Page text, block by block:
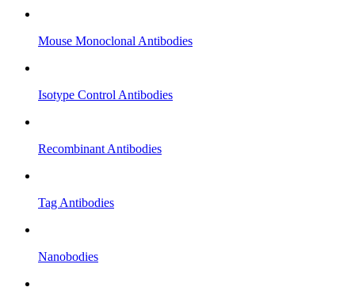
Mouse Monoclonal Antibodies
Isotype Control Antibodies
Recombinant Antibodies
Tag Antibodies
Nanobodies